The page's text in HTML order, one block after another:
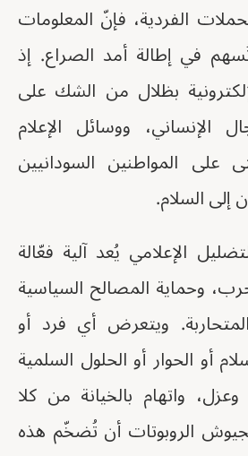
الفردية، فإنّ المعلومات
في إطالة أمد الصراع. إذ
بظلال من الشك على
الإنساني، ووسائل الإعلام
على المواطنين السودانيين
إلى السلام.
الإعلامي يُعد آلية فعّالة
وحماية المصالح السياسية
ويتعرض أي فرد أو
أو الحوار أو الحلول السلمية
واتهام بالخيانة من كلا
الروبوتات أن تُضخّم هذه